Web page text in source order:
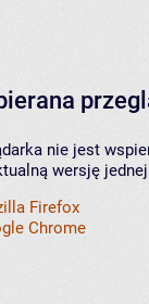
nie jest
wersję
Firefox
Chrome